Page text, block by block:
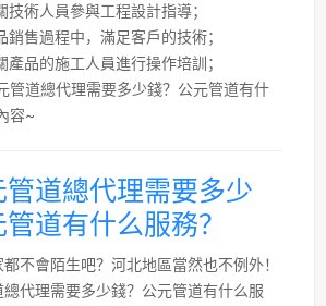
術人員參與工程設計指導；
售過程中，滿足客戶的技術；
品的施工人員進行操作培訓；
管道總代理需要多少錢？公元管道有什
容~
管道總代理需要多少
道有什么服務？
不會陌生吧？河北地區當然也不例外！
代理需要多少錢？公元管道有什么服